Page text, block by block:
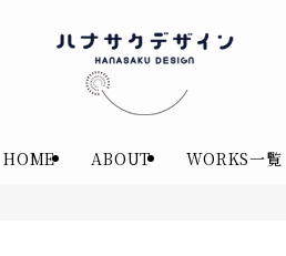
HOME ABOUT WORKS一覧